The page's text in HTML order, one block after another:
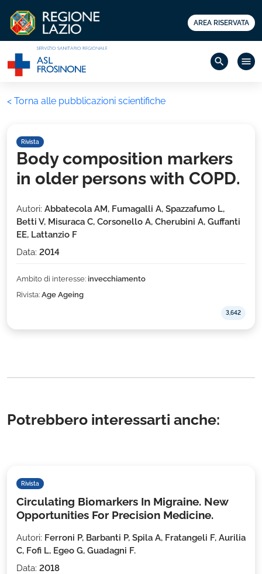
AREA RISERVATA
search menu
< Torna alle pubblicazioni scientifiche
Rivista
3,642
Body composition markers
in older persons with COPD.
Autori: Abbatecola AM, Fumagalli A, Spazzafumo L,
Betti V, Misuraca C, Corsonello A, Cherubini A, Guffanti
EE, Lattanzio F
Data: 2014
Ambito di interesse: invecchiamento
Rivista: Age Ageing
Potrebbero interessarti anche:
Rivista
Circulating Biomarkers In Migraine. New
Opportunities For Precision Medicine.
Autori: Ferroni P, Barbanti P, Spila A, Fratangeli F, Aurilia
C, Fofi L, Egeo G, Guadagni F.
Data: 2018